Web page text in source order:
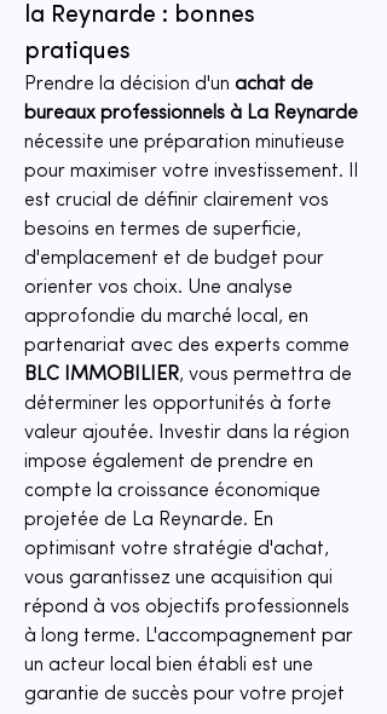
la Reynarde : bonnes
pratiques
Prendre la décision d'un achat de
bureaux professionnels à La Reynarde
nécessite une préparation minutieuse
pour maximiser votre investissement. Il
est crucial de définir clairement vos
besoins en termes de superficie,
d'emplacement et de budget pour
orienter vos choix. Une analyse
approfondie du marché local, en
partenariat avec des experts comme
BLC IMMOBILIER, vous permettra de
déterminer les opportunités à forte
valeur ajoutée. Investir dans la région
impose également de prendre en
compte la croissance économique
projetée de La Reynarde. En
optimisant votre stratégie d'achat,
vous garantissez une acquisition qui
répond à vos objectifs professionnels
à long terme. L'accompagnement par
un acteur local bien établi est une
garantie de succès pour votre projet